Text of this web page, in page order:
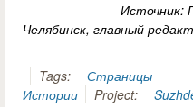
Источник:
Челябинск, главный
Tags:
Страницы
Истории
Project: